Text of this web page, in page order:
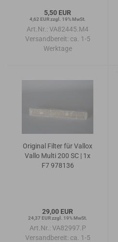
5,50 EUR
4,62 EUR zzgl. 19% MwSt.
Art.Nr.: VA82445.M4
Versandbereit: ca. 1-5
Werktage
Original Filter für Vallox
Vallo Multi 200 SC | 1x
F7 978136
29,00 EUR
24,37 EUR zzgl. 19% MwSt.
Art.Nr.: VA82997.P
Versandbereit: ca. 1-5